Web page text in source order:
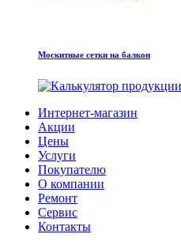
Москитные сетки на балкон
Интернет-магазин
Акции
Цены
Услуги
Покупателю
О компании
Ремонт
Сервис
Контакты